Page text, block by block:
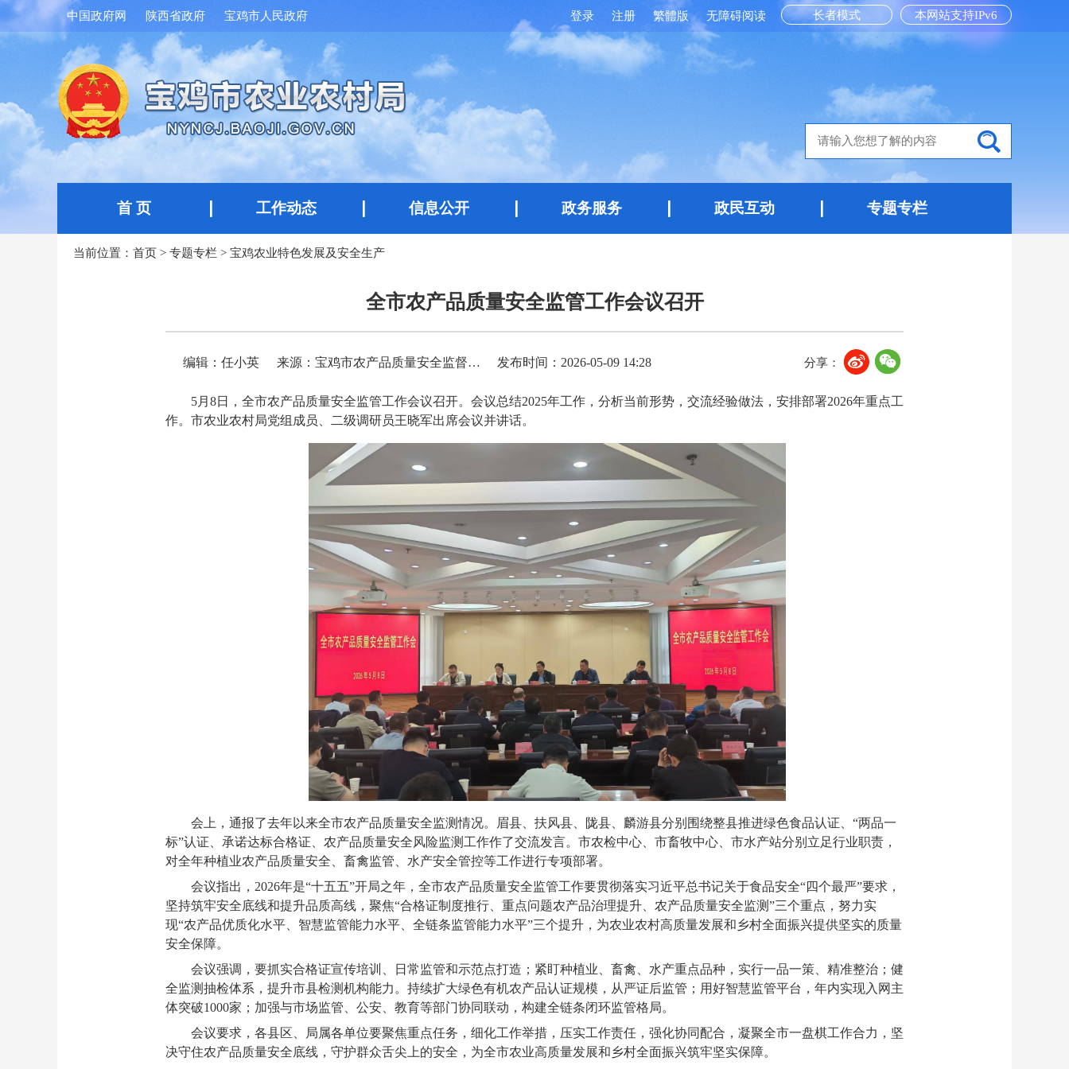
中国政府网 陕西省政府 宝鸡市人民政府 本网站支持IPv6
长者模式
登录 注册 繁體版 无障碍阅读
首 页 工作动态 信息公开 政务服务 政民互动 专题专栏
当前位置： 首页 > 专题专栏 > 宝鸡农业特色发展及安全生产
全市农产品质量安全监管工作会议召开
编辑：任小英 来源：宝鸡市农产品质量安全监督检测中心 发布时间：2026-05-09 14:28 分享：
5月8日，全市农产品质量安全监管工作会议召开。会议总结2025年工作，分析当前形势，交流经验做法，安排部署2026年重点工
作。市农业农村局党组成员、二级调研员王晓军出席会议并讲话。
会上，通报了去年以来全市农产品质量安全监测情况。眉县、扶风县、陇县、麟游县分别围绕整县推进绿色食品认证、“两品一
标”认证、承诺达标合格证、农产品质量安全风险监测工作作了交流发言。市农检中心、市畜牧中心、市水产站分别立足行业职责，
对全年种植业农产品质量安全、畜禽监管、水产安全管控等工作进行专项部署。
会议指出，2026年是“十五五”开局之年，全市农产品质量安全监管工作要贯彻落实习近平总书记关于食品安全“四个最严”要求，
坚持筑牢安全底线和提升品质高线，聚焦“合格证制度推行、重点问题农产品治理提升、农产品质量安全监测”三个重点，努力实
现“农产品优质化水平、智慧监管能力水平、全链条监管能力水平”三个提升，为农业农村高质量发展和乡村全面振兴提供坚实的质量
安全保障。
会议强调，要抓实合格证宣传培训、日常监管和示范点打造；紧盯种植业、畜禽、水产重点品种，实行一品一策、精准整治；健
全监测抽检体系，提升市县检测机构能力。持续扩大绿色有机农产品认证规模，从严证后监管；用好智慧监管平台，年内实现入网主
体突破1000家；加强与市场监管、公安、教育等部门协同联动，构建全链条闭环监管格局。
会议要求，各县区、局属各单位要聚焦重点任务，细化工作举措，压实工作责任，强化协同配合，凝聚全市一盘棋工作合力，坚
决守住农产品质量安全底线，守护群众舌尖上的安全，为全市农业高质量发展和乡村全面振兴筑牢坚实保障。